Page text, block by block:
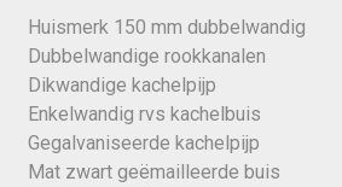
Huismerk 150 mm dubbelwandig
Dubbelwandige rookkanalen
Dikwandige kachelpijp
Enkelwandig rvs kachelbuis
Gegalvaniseerde kachelpijp
Mat zwart geëmailleerde buis